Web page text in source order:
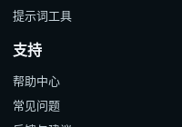
提示词工具
支持
帮助中心
常见问题